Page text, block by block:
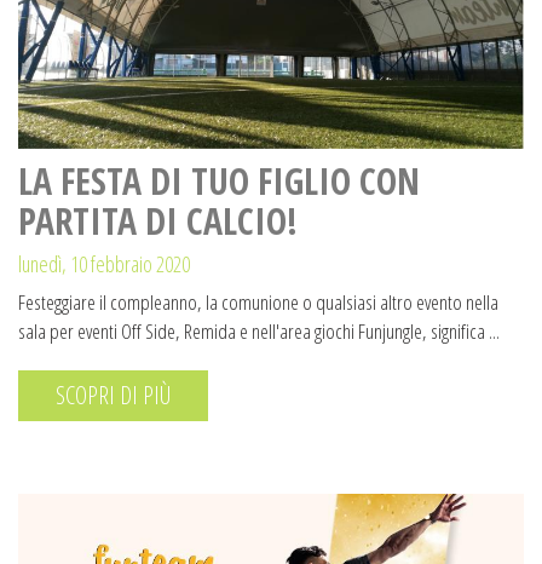
LA FESTA DI TUO FIGLIO CON
PARTITA DI CALCIO!
lunedì, 10 febbraio 2020
Festeggiare il compleanno, la comunione o qualsiasi altro evento nella
sala per eventi Off Side, Remida e nell'area giochi Funjungle, significa ...
SCOPRI DI PIÙ